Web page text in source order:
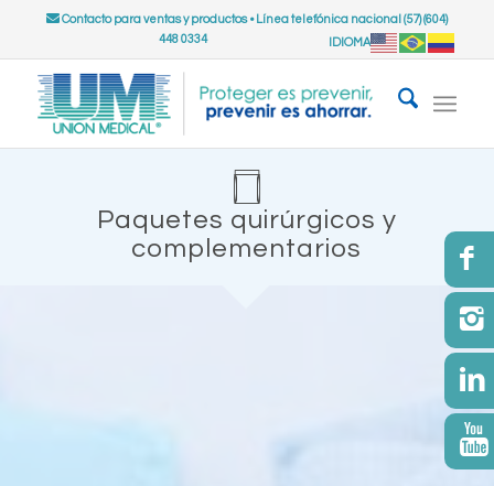
Contacto para ventas y productos• Línea telefónica nacional (57) (604)
448 0334
IDIOMA
Paquetes quirúrgicos y
complementarios